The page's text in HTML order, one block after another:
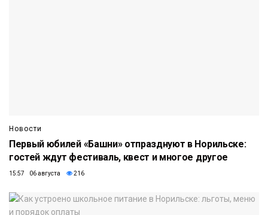
Новости
Первый юбилей «Башни» отпразднуют в Норильске:
гостей ждут фестиваль, квест и многое другое
15:57 06 августа 216